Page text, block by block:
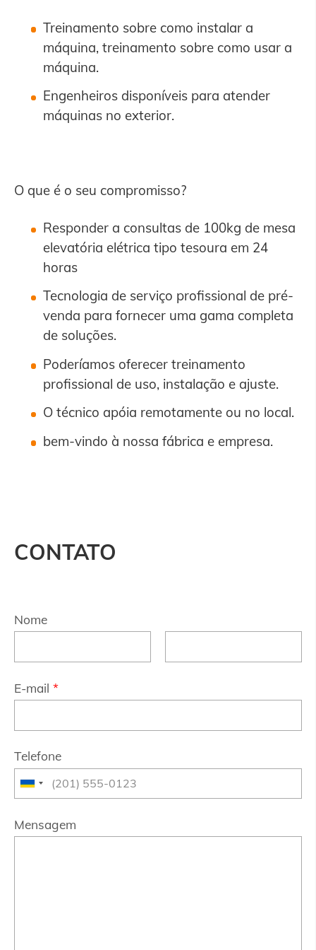
Treinamento sobre como instalar a
máquina, treinamento sobre como usar a
máquina.
Engenheiros disponíveis para atender
máquinas no exterior.
O que é o seu compromisso?
Responder a consultas de 100kg de mesa
elevatória elétrica tipo tesoura em 24
horas
Tecnologia de serviço profissional de pré-
venda para fornecer uma gama completa
de soluções.
Poderíamos oferecer treinamento
profissional de uso, instalação e ajuste.
O técnico apóia remotamente ou no local.
bem-vindo à nossa fábrica e empresa.
CONTATO
Nome
E-mail *
Telefone
Mensagem